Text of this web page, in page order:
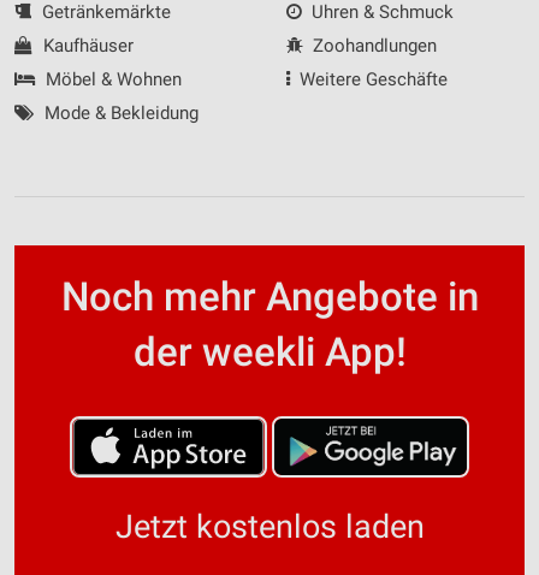
Getränkemärkte
Kaufhäuser
Möbel & Wohnen
Mode & Bekleidung
Uhren & Schmuck
Zoohandlungen
Weitere Geschäfte
Noch mehr Angebote in
der weekli App!
Jetzt kostenlos laden